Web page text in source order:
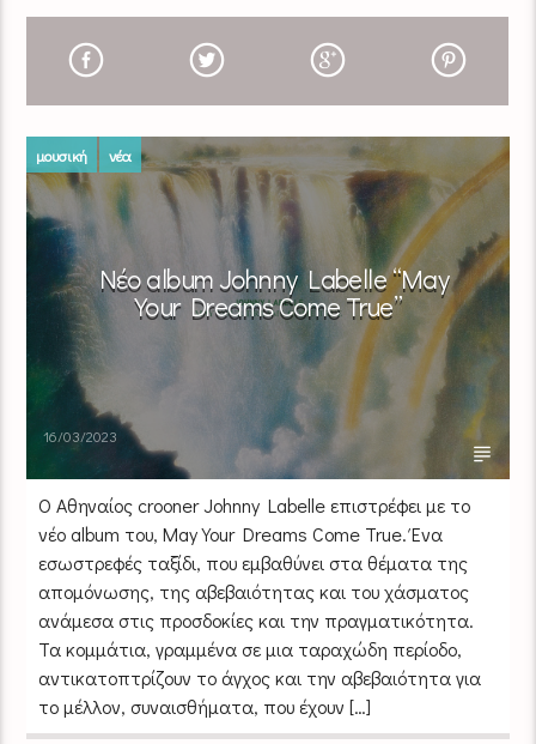
μουσική νέα
Νέο album Johnny Labelle “May
Your Dreams Come True”
16/03/2023
Ο Αθηναίος crooner Johnny Labelle επιστρέφει με το
νέο album του, May Your Dreams Come True. Ένα
εσωστρεφές ταξίδι, που εμβαθύνει στα θέματα της
απομόνωσης, της αβεβαιότητας και του χάσματος
ανάμεσα στις προσδοκίες και την πραγματικότητα.
Τα κομμάτια, γραμμένα σε μια ταραχώδη περίοδο,
αντικατοπτρίζουν το άγχος και την αβεβαιότητα για
το μέλλον, συναισθήματα, που έχουν […]